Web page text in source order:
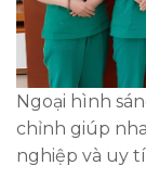
Ngoại hình
chỉnh giúp
nghiệp và uy